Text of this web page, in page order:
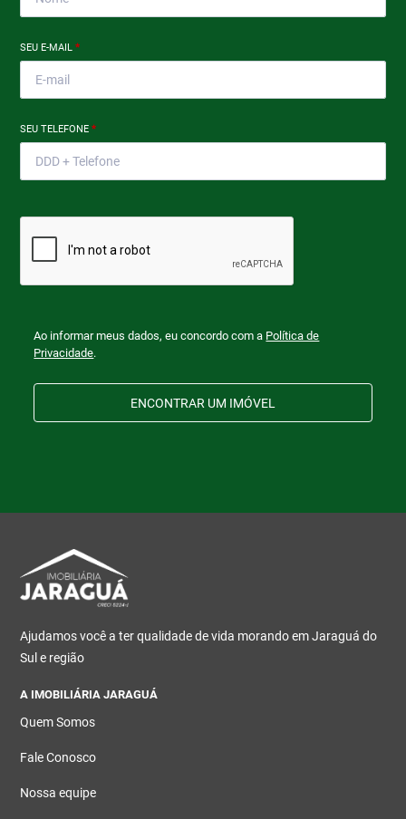
SEU E-MAIL*
SEU TELEFONE*
Ao informar meus dados, eu concordo com a Política de
Privacidade.
ENCONTRAR UM IMÓVEL
Ajudamos você a ter qualidade de vida morando em Jaraguá do
Sul e região
A IMOBILIÁRIA JARAGUÁ
Quem Somos
Fale Conosco
Nossa equipe